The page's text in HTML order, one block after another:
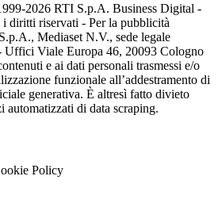
2026 RTI S.p.A. Business Digital -
diritti riservati - Per la pubblicità
Mediaset N.V., sede legale
Uffici Viale Europa 46, 20093 Cologno
e ai dati personali trasmessi e/o
funzionale all’addestramento di
generativa. È altresì fatto divieto
automatizzati di data scraping.
Policy